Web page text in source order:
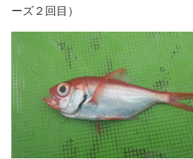
ーズ２回目）